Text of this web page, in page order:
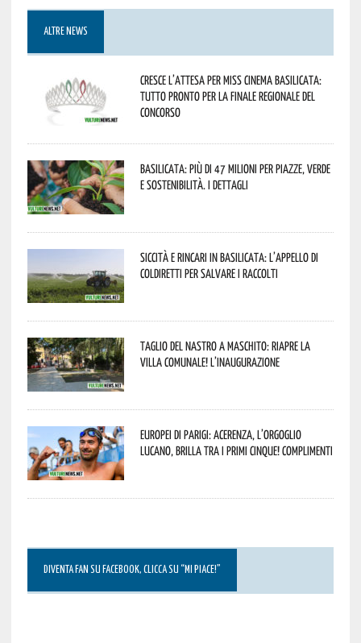
ALTRE NEWS
Cresce l’attesa per Miss Cinema Basilicata:
tutto pronto per la finale regionale del
concorso
Basilicata: più di 47 milioni per piazze, verde
e sostenibilità. I dettagli
Siccità e rincari in Basilicata: l’appello di
Coldiretti per salvare i raccolti
Taglio del nastro a Maschito: riapre la
Villa Comunale! L’inaugurazione
Europei di Parigi: Acerenza, l’orgoglio
lucano, brilla tra i primi cinque! Complimenti
DIVENTA FAN SU FACEBOOK, CLICCA SU “MI PIACE!”